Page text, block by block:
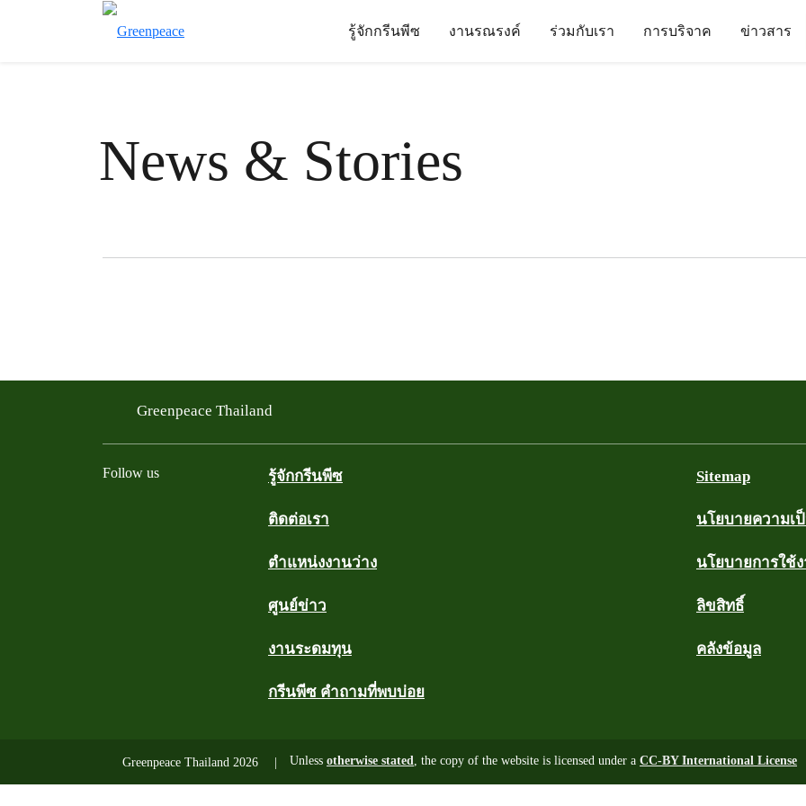
รู้จักกรีนพีซ งานรณรงค์ ร่วมกับเรา การบริจาค ข่าวสาร
News & Stories
Filtered results
Greenpeace Thailand
Follow us รู้จักกรีนพีซ
ติดต่อเรา
ตำแหน่งงานว่าง
ศูนย์ข่าว
งานระดมทุน
กรีนพีซ คำถามที่พบบ่อย
Sitemap
นโยบายความเ
นโยบายการใช้
ลิขสิทธิ์
คลังข้อมูล
Greenpeace Thailand 2026 Unless otherwise stated, the copy of the website is licensed under a CC-BY International License